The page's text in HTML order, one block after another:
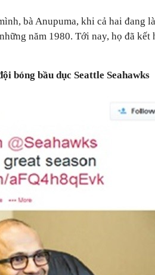
bà Anupuma, khi cả hai đang
năm 1980. Tới nay, họ đã kết
bóng bầu dục Seattle Seahawks